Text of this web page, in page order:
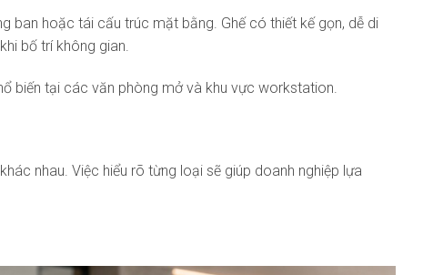
ban hoặc tái cấu trúc mặt bằng. Ghế có thiết kế gọn, dễ di
bố trí không gian.
biến tại các văn phòng mở và khu vực workstation.
nhau. Việc hiểu rõ từng loại sẽ giúp doanh nghiệp lựa